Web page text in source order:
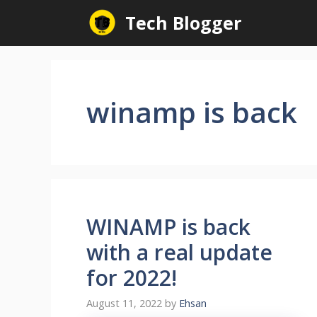
content
Tech Blogger
winamp is back
WINAMP is back
with a real update
for 2022!
August 11, 2022 by Ehsan